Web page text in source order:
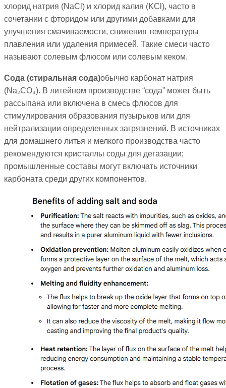
хлорид натрия (NaCl) и хлорид калия (KCl), часто в
сочетании с фторидом или другими добавками для
улучшения смачиваемости, снижения температуры
плавления или удаления примесей. Такие смеси часто
называют солевым флюсом или солевым кеком.
Сода (стиральная сода)обычно карбонат натрия
(Na₂CO₃). В литейном производстве “сода” может быть
рассыпана или включена в смесь флюсов для
стимулирования образования пузырьков или для
нейтрализации определенных загрязнений. В источниках
для домашнего литья и мелкого производства часто
рекомендуются кристаллы соды для дегазации;
промышленные составы могут включать источники
карбоната среди других компонентов.